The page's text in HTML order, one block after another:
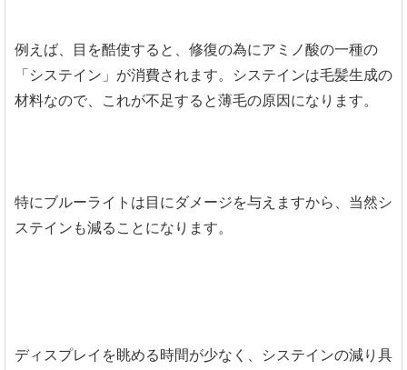
例えば、目を酷使すると、修復の為にアミノ酸の一種の
「システイン」が消費されます。システインは毛髪生成の
材料なので、これが不足すると薄毛の原因になります。
特にブルーライトは目にダメージを与えますから、当然シ
ステインも減ることになります。
ディスプレイを眺める時間が少なく、システインの減り具